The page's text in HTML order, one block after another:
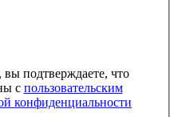
подтверждаете, что
с пользовательским
конфиденциальности